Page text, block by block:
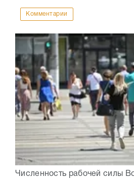
Комментарии
Численность рабочей силы